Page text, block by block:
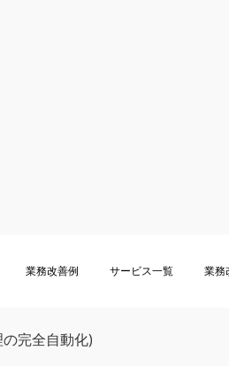
業務改善例 サービス一覧 業務
完全自動化)